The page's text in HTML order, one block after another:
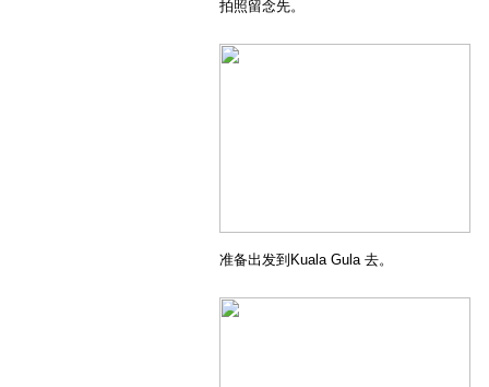
拍照留念先。
准备出发到Kuala Gula 去。